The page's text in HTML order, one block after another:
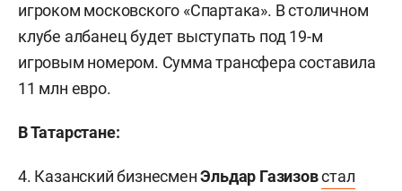
игроком московского «Спартака». В столичном
клубе албанец будет выступать под 19-м
игровым номером. Сумма трансфера составила
11 млн евро.
В Татарстане:
4. Казанский бизнесменЭльдар Газизовстал